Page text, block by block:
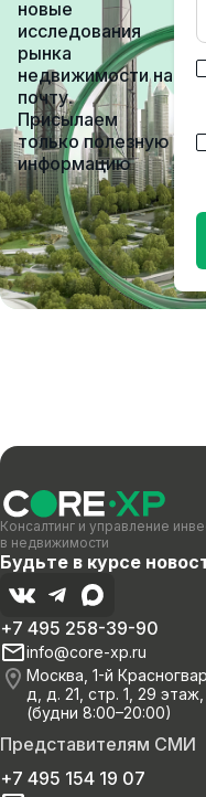
новые
исследования
рынка
недвижимости на
почту.
Присылаем
только полезную
информацию
Консалтинг и управление
в недвижимости
Будьте в курсе
Представителям СМИ
+7 495 154 19 07
+7 495 258-39-90
info@core-xp.ru
Москва, 1-й
д, д. 21, стр. 1, 29
(будни 8:00–20:00)